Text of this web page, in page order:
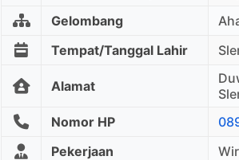
Gelombang
Tempat/Tanggal Lahir
Alamat
Nomor HP
Pekerjaan